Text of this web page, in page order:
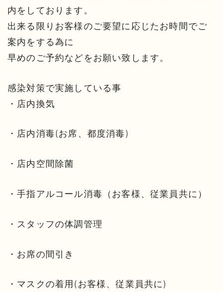
内をしております。
出来る限りお客様のご要望に応じたお時間でご
案内をする為に
早めのご予約などをお願い致します。
感染対策で実施している事
・店内換気
・店内消毒(お席、都度消毒)
・店内空間除菌
・手指アルコール消毒（お客様、従業員共に）
・スタッフの体調管理
・お席の間引き
・マスクの着用(お客様、従業員共に)